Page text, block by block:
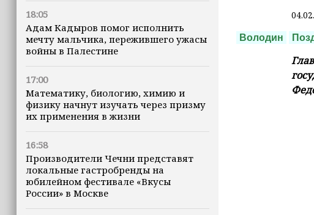
18:05
Адам Кадыров помог исполнить
мечту мальчика, пережившего ужасы
войны в Палестине
17:00
Математику, биологию, химию и
физику начнут изучать через призму
их применения в жизни
16:58
Производители Чечни представят
локальные гастробренды на
юбилейном фестивале «Вкусы
России» в Москве
Володин